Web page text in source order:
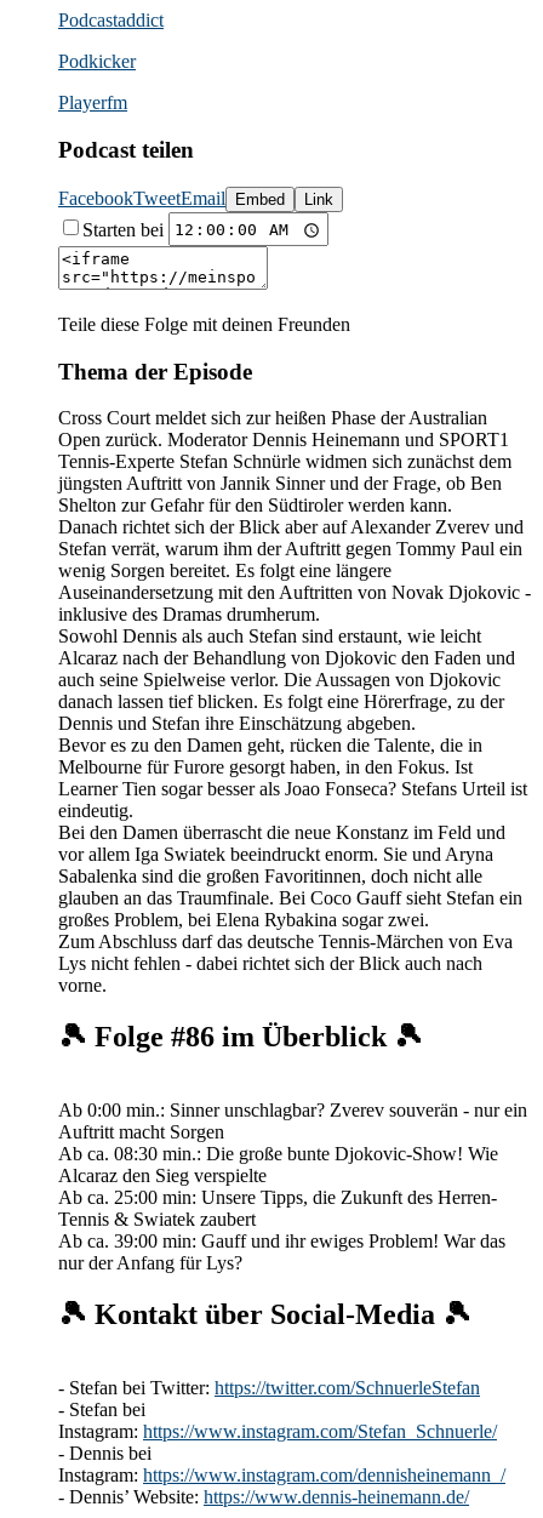
Podcast­addict
Podkicker
Playerfm
Podcast teilen
FacebookTweetEmail Embed Link
Starten bei
Teile diese Folge mit deinen Freunden
Thema der Episode
Cross Court meldet sich zur heißen Phase der Australian
Open zurück. Moderator Dennis Heinemann und SPORT1
Tennis-Experte Stefan Schnürle widmen sich zunächst dem
jüngsten Auftritt von Jannik Sinner und der Frage, ob Ben
Shelton zur Gefahr für den Südtiroler werden kann.
Danach richtet sich der Blick aber auf Alexander Zverev und
Stefan verrät, warum ihm der Auftritt gegen Tommy Paul ein
wenig Sorgen bereitet. Es folgt eine längere
Auseinandersetzung mit den Auftritten von Novak Djokovic -
inklusive des Dramas drumherum.
Sowohl Dennis als auch Stefan sind erstaunt, wie leicht
Alcaraz nach der Behandlung von Djokovic den Faden und
auch seine Spielweise verlor. Die Aussagen von Djokovic
danach lassen tief blicken. Es folgt eine Hörerfrage, zu der
Dennis und Stefan ihre Einschätzung abgeben.
Bevor es zu den Damen geht, rücken die Talente, die in
Melbourne für Furore gesorgt haben, in den Fokus. Ist
Learner Tien sogar besser als Joao Fonseca? Stefans Urteil ist
eindeutig.
Bei den Damen überrascht die neue Konstanz im Feld und
vor allem Iga Swiatek beeindruckt enorm. Sie und Aryna
Sabalenka sind die großen Favoritinnen, doch nicht alle
glauben an das Traumfinale. Bei Coco Gauff sieht Stefan ein
großes Problem, bei Elena Rybakina sogar zwei.
Zum Abschluss darf das deutsche Tennis-Märchen von Eva
Lys nicht fehlen - dabei richtet sich der Blick auch nach
vorne.
🎾 Folge #86 im Überblick 🎾
Ab 0:00 min.: Sinner unschlagbar? Zverev souverän - nur ein
Auftritt macht Sorgen
Ab ca. 08:30 min.: Die große bunte Djokovic-Show! Wie
Alcaraz den Sieg verspielte
Ab ca. 25:00 min: Unsere Tipps, die Zukunft des Herren-
Tennis & Swiatek zaubert
Ab ca. 39:00 min: Gauff und ihr ewiges Problem! War das
nur der Anfang für Lys?
🎾 Kontakt über Social-Media 🎾
- Stefan bei Twitter: https://twitter.com/SchnuerleStefan
- Stefan bei
Instagram: https://www.instagram.com/Stefan_Schnuerle/
- Dennis bei
Instagram: https://www.instagram.com/dennisheinemann_/
- Dennis’ Website: https://www.dennis-heinemann.de/